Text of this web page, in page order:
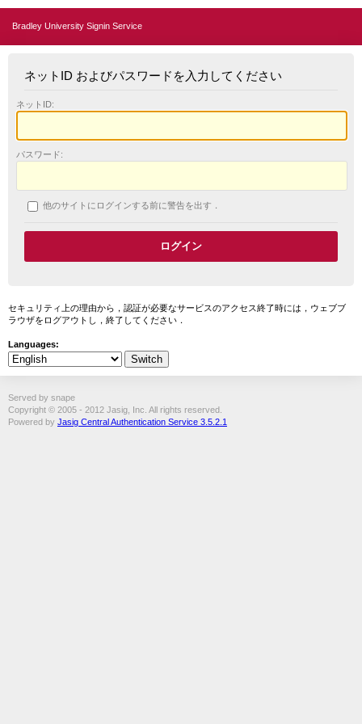
Bradley University Signin Service
ネットID およびパスワードを入力してください
ネットID:
パスワード:
他のサイトにログインする前に警告を出す．
セキュリティ上の理由から，認証が必要なサービスのアクセス終了時には，ウェブブ
ラウザをログアウトし，終了してください．
Languages:
Served by snape
Copyright © 2005 - 2012 Jasig, Inc. All rights reserved.
Powered by Jasig Central Authentication Service 3.5.2.1